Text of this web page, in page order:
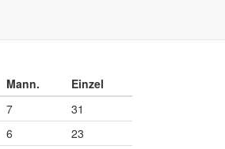
Mann.
Einzel
7
31
6
23